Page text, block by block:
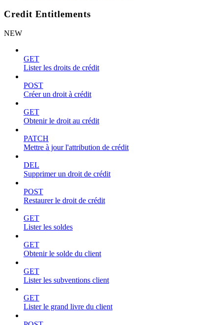
Credit Entitlements
NEW
GET
Lister les droits de crédit
POST
Créer un droit à crédit
GET
Obtenir le droit au crédit
PATCH
Mettre à jour l'attribution de crédit
DEL
Supprimer un droit de crédit
POST
Restaurer le droit de crédit
GET
Lister les soldes
GET
Obtenir le solde du client
GET
Lister les subventions client
GET
Lister le grand livre du client